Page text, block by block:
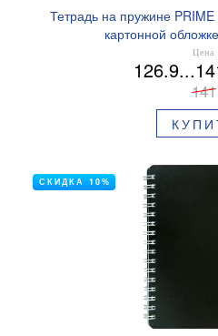
Тетрадь на пружине PRIME
картонной
Цена
141
СКИДКА 10%